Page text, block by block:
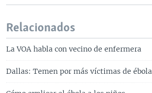
Relacionados
La VOA habla con vecino de enfermera
Dallas: Temen por más víctimas de ébola